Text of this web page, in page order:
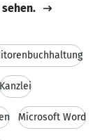
Kanzlei
Microsoft Word